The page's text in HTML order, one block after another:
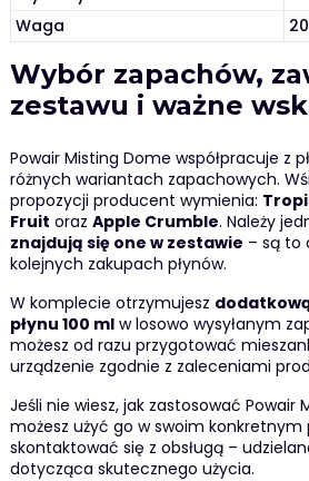
Waga
Wybór zapachów,
zestawu i ważne
Powair Misting Dome współpracuje z
różnych wariantach zapachowych.
propozycji producent wymienia:
Fruit oraz Apple Crumble. Należy
znajdują się one w zestawie – są to
kolejnych zakupach płynów.
W komplecie otrzymujesz
płynu 100 mlw losowo wysyłanym
możesz od razu przygotować
urządzenie zgodnie z zaleceniami
Jeśli nie wiesz, jak zastosować Powair
możesz użyć go w swoim konkretnym
skontaktować się z obsługą –
dotycząca skutecznego użycia.